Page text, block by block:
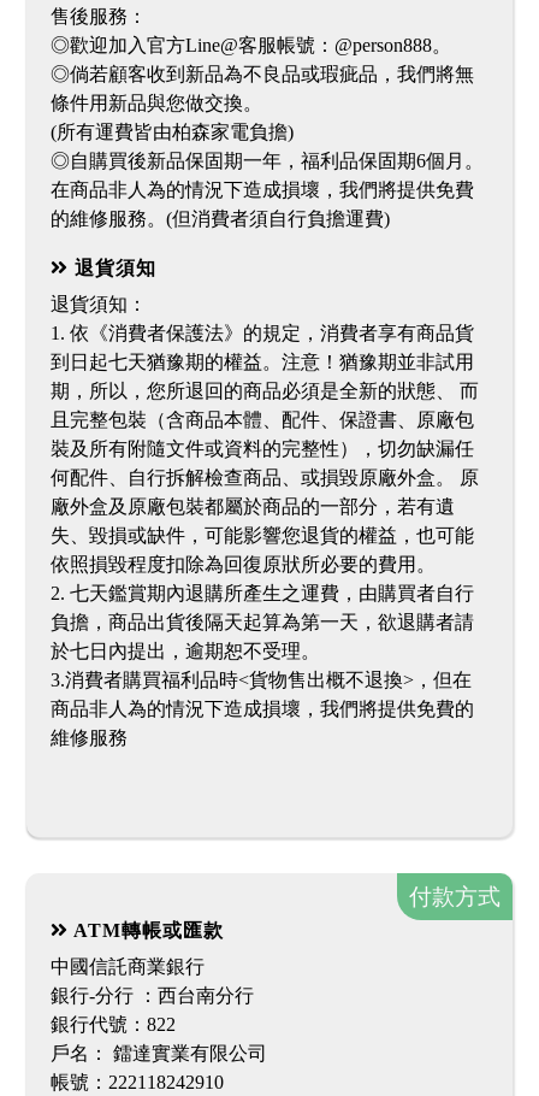
售後服務：
◎歡迎加入官方Line@客服帳號：@person888。
◎倘若顧客收到新品為不良品或瑕疵品，我們將無
條件用新品與您做交換。
(所有運費皆由柏森家電負擔)
◎自購買後新品保固期一年，福利品保固期6個月。
在商品非人為的情況下造成損壞，我們將提供免費
的維修服務。(但消費者須自行負擔運費)
退貨須知
退貨須知：
1. 依《消費者保護法》的規定，消費者享有商品貨
到日起七天猶豫期的權益。注意！猶豫期並非試用
期，所以，您所退回的商品必須是全新的狀態、 而
且完整包裝（含商品本體、配件、保證書、原廠包
裝及所有附隨文件或資料的完整性），切勿缺漏任
何配件、自行拆解檢查商品、或損毀原廠外盒。 原
廠外盒及原廠包裝都屬於商品的一部分，若有遺
失、毀損或缺件，可能影響您退貨的權益，也可能
依照損毀程度扣除為回復原狀所必要的費用。
2. 七天鑑賞期內退購所產生之運費，由購買者自行
負擔，商品出貨後隔天起算為第一天，欲退購者請
於七日內提出，逾期恕不受理。
3.消費者購買福利品時<貨物售出概不退換>，但在
商品非人為的情況下造成損壞，我們將提供免費的
付款方式
ATM轉帳或匯款
中國信託商業銀行
銀行-分行 ：西台南分行
銀行代號：822
戶名： 鐳達實業有限公司
帳號：222118242910